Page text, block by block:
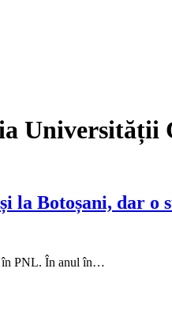
Universității
Botoșani, dar o
în PNL. În anul în…